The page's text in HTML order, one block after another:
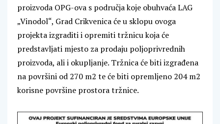
proizvoda OPG-ova s područja koje obuhvaća LAG
„Vinodol“, Grad Crikvenica će u sklopu ovoga
projekta izgraditi i opremiti tržnicu koja će
predstavljati mjesto za prodaju poljoprivrednih
proizvoda, ali i okupljanje. Tržnica će biti izgrađena
na površini od 270 m2 te će biti opremljeno 204 m2
korisne površine prostora tržnice.